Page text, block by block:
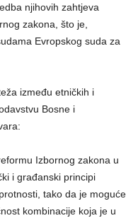
njihovih zahtjeva
zakona, što je,
Evropskog suda za
između etničkih i
Bosne i
Izbornog zakona u
i građanski principi
tako da je moguće
kombinacije koja je u